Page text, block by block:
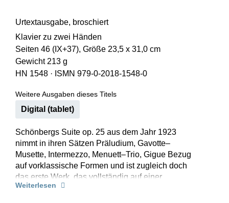
Urtextausgabe, broschiert
Klavier zu zwei Händen
Seiten 46 (IX+37), Größe 23,5 x 31,0 cm
Gewicht 213 g
HN 1548 · ISMN 979-0-2018-1548-0
Weitere Ausgaben dieses Titels
Digital (tablet)
Schönbergs Suite op. 25 aus dem Jahr 1923
nimmt in ihren Sätzen Präludium, Gavotte–
Musette, Intermezzo, Menuett–Trio, Gigue Bezug
auf vorklassische Formen und ist zugleich doch
das erste Werk, das vollständig auf einer
einzigen Zwölftonreihe beruht. Wer aber glaubt,
Weiterlesen